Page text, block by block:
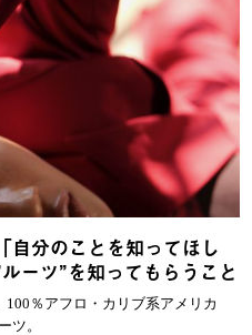
自分のことを知ってほし
ーツ”を知ってもらうこと
％アフロ・カリブ系アメリカ
ツ。